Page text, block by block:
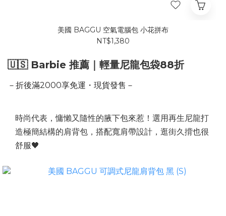
美國 BAGGU 空氣電腦包 小花拼布
NT$1,380
🇺🇸 Barbie 推薦｜輕量尼龍包袋88折
－折後滿2000享免運・現貨發售－
時尚代表，慵懶又隨性的腋下包來惹！選用再生尼龍打
造極簡結構的肩背包，搭配寬肩帶設計，逛街久揹也很
舒服🖤